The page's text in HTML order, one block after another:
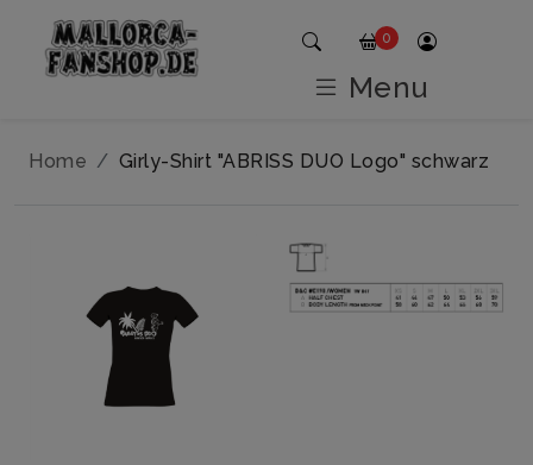
Home Girly-Shirt "ABRISS DUO Logo" schwarz
0
Menu